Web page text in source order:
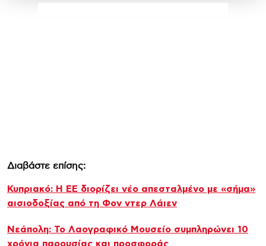
Διαβάστε επίσης:
Κυπριακό: Η ΕΕ διορίζει νέο απεσταλμένο με «σήμα»
αισιοδοξίας από τη Φον ντερ Λάιεν
Νεάπολη: Το Λαογραφικό Μουσείο συμπληρώνει 10
χρόνια παρουσίας και προσφοράς